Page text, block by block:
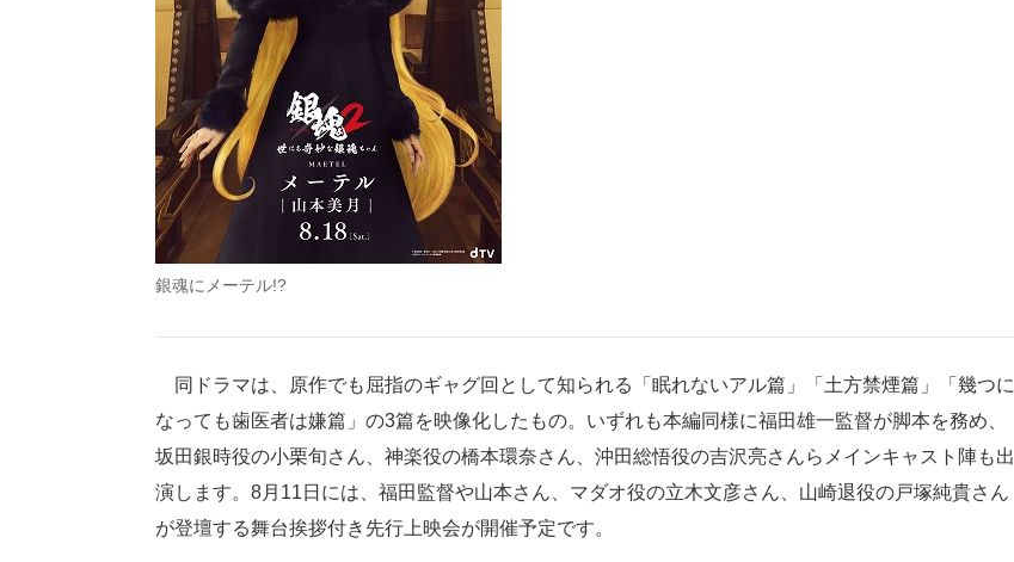
銀魂にメーテル!?
同ドラマは、原作でも屈指のギャグ回として知られる「眠れないアル篇」「土方禁煙篇」「幾つに
なっても歯医者は嫌篇」の3篇を映像化したもの。いずれも本編同様に福田雄一監督が脚本を務め、
坂田銀時役の小栗旬さん、神楽役の橋本環奈さん、沖田総悟役の吉沢亮さんらメインキャスト陣も出
演します。8月11日には、福田監督や山本さん、マダオ役の立木文彦さん、山崎退役の戸塚純貴さん
が登壇する舞台挨拶付き先行上映会が開催予定です。